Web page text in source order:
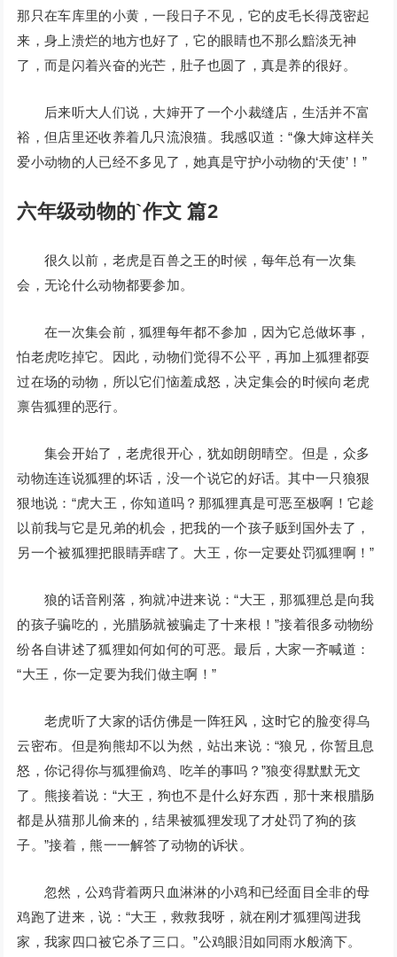
那只在车库里的小黄，一段日子不见，它的皮毛长得茂密起
来，身上溃烂的地方也好了，它的眼睛也不那么黯淡无神
了，而是闪着兴奋的光芒，肚子也圆了，真是养的很好。
后来听大人们说，大婶开了一个小裁缝店，生活并不富
裕，但店里还收养着几只流浪猫。我感叹道：“像大婶这样关
爱小动物的人已经不多见了，她真是守护小动物的‘天使’！”
六年级动物的`作文 篇2
很久以前，老虎是百兽之王的时候，每年总有一次集
会，无论什么动物都要参加。
在一次集会前，狐狸每年都不参加，因为它总做坏事，
怕老虎吃掉它。因此，动物们觉得不公平，再加上狐狸都耍
过在场的动物，所以它们恼羞成怒，决定集会的时候向老虎
禀告狐狸的恶行。
集会开始了，老虎很开心，犹如朗朗晴空。但是，众多
动物连连说狐狸的坏话，没一个说它的好话。其中一只狼狠
狠地说：“虎大王，你知道吗？那狐狸真是可恶至极啊！它趁
以前我与它是兄弟的机会，把我的一个孩子贩到国外去了，
另一个被狐狸把眼睛弄瞎了。大王，你一定要处罚狐狸啊！”
狼的话音刚落，狗就冲进来说：“大王，那狐狸总是向我
的孩子骗吃的，光腊肠就被骗走了十来根！”接着很多动物纷
纷各自讲述了狐狸如何如何的可恶。最后，大家一齐喊道：
“大王，你一定要为我们做主啊！”
老虎听了大家的话仿佛是一阵狂风，这时它的脸变得乌
云密布。但是狗熊却不以为然，站出来说：“狼兄，你暂且息
怒，你记得你与狐狸偷鸡、吃羊的事吗？”狼变得默默无文
了。熊接着说：“大王，狗也不是什么好东西，那十来根腊肠
都是从猫那儿偷来的，结果被狐狸发现了才处罚了狗的孩
子。”接着，熊一一解答了动物的诉状。
忽然，公鸡背着两只血淋淋的小鸡和已经面目全非的母
鸡跑了进来，说：“大王，救救我呀，就在刚才狐狸闯进我
家，我家四口被它杀了三口。”公鸡眼泪如同雨水般滴下。